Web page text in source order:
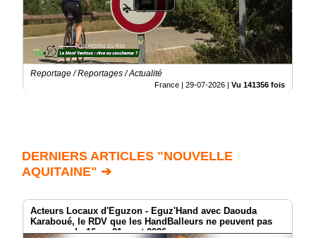
Reportage / Reportages / Actualité
France | 29-07-2026 | Vu 141356 fois
DERNIERS ARTICLES "NOUVELLE
AQUITAINE" ➔
Acteurs Locaux d'Eguzon - Eguz'Hand avec Daouda
Karaboué, le RDV que les HandBalleurs ne peuvent pas
manquer du 16 au 21 aout 2026